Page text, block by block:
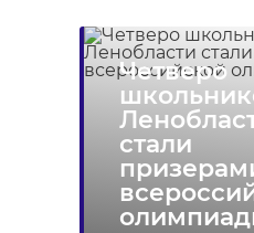
Четверо
стали